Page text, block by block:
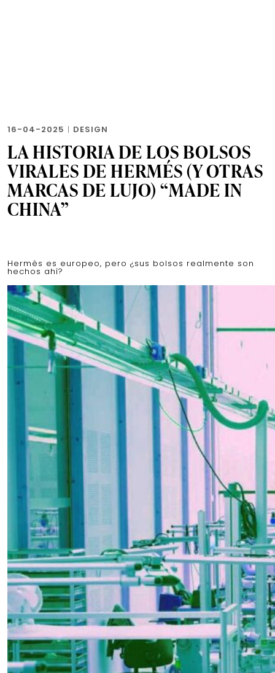
16-04-2025 | DESIGN
LA HISTORIA DE LOS BOLSOS
VIRALES DE HERMÉS (Y OTRAS
MARCAS DE LUJO) “MADE IN
CHINA”
Hermès es europeo, pero ¿sus bolsos realmente son
hechos ahí?